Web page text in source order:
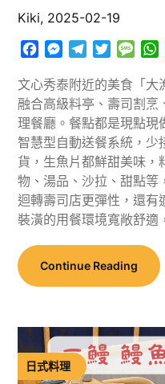
Kiki, 2025-02-19
Facebook
Messenger
TelegramTwitter
文心秀泰附近的美食「大
融合高級料亭、壽司割烹
理餐廳。餐點都是現點現
智慧型自動送餐系統，少
貨，生魚片都鮮甜美味，
物、湯品、沙拉、甜點等
迴轉壽司店更彈性，還有
裝潢的用餐環境寬敞舒適
Continue Reading
日式料理